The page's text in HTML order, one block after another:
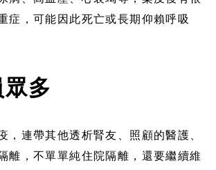
症，可能因此死亡或長期仰賴呼吸
多
，連帶其他透析腎友、照顧的醫護、
離，不單單純住院隔離，還要繼續維